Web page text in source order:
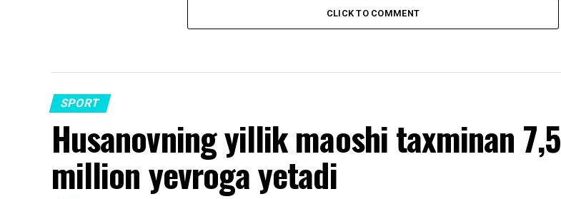
CLICK TO COMMENT
SPORT
Husanovning yillik maoshi taxminan 7,5
million yevroga yetadi